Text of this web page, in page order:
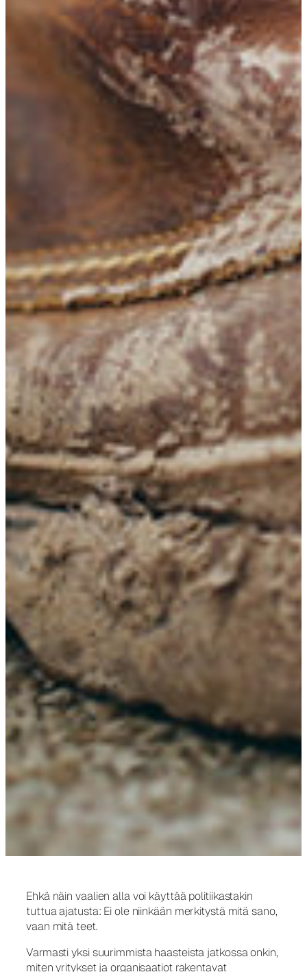
Ehkä näin vaalien alla voi käyttää politiikastakin
tuttua ajatusta: Ei ole niinkään merkitystä mitä sano,
vaan mitä teet.
Varmasti yksi suurimmista haasteista jatkossa onkin,
miten yritykset ja organisaatiot rakentavat